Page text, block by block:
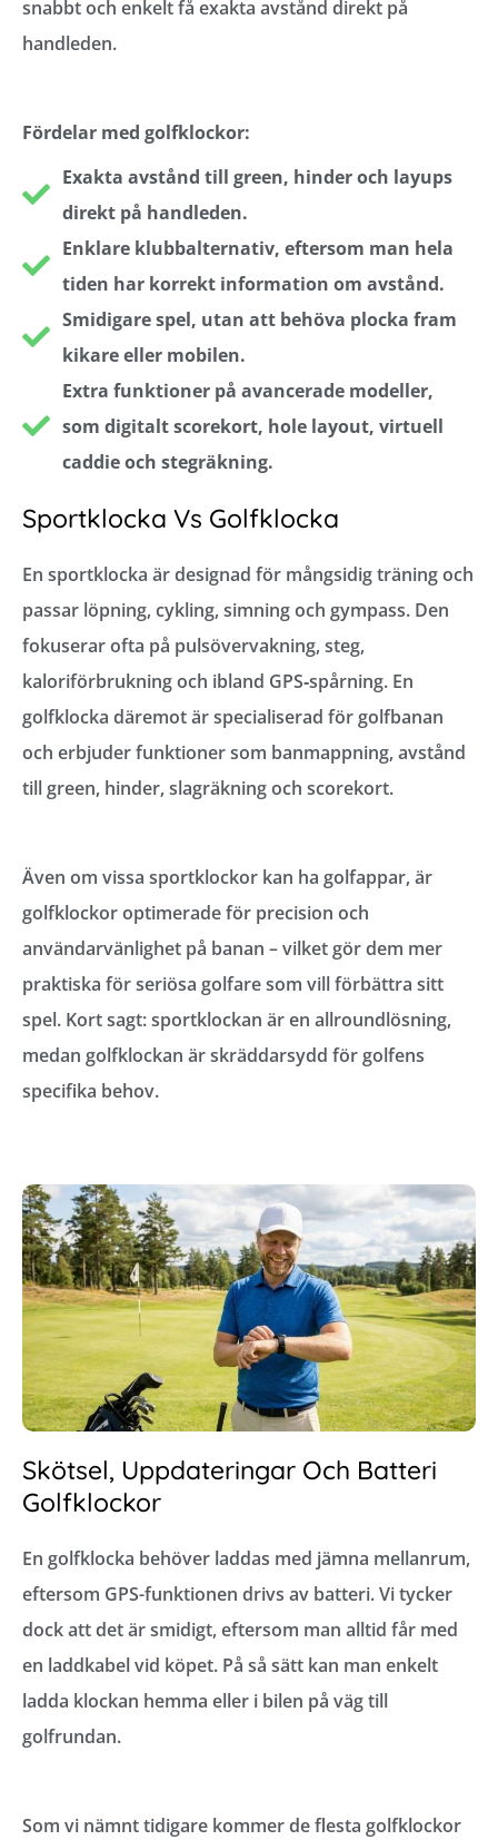
snabbt och enkelt få exakta avstånd direkt på
handleden.
Fördelar med golfklockor:
Exakta avstånd till green, hinder och layups
direkt på handleden.
Enklare klubbalternativ, eftersom man hela
tiden har korrekt information om avstånd.
Smidigare spel, utan att behöva plocka fram
kikare eller mobilen.
Extra funktioner på avancerade modeller,
som digitalt scorekort, hole layout, virtuell
caddie och stegräkning.
Sportklocka Vs Golfklocka
En sportklocka är designad för mångsidig träning och
passar löpning, cykling, simning och gympass. Den
fokuserar ofta på pulsövervakning, steg,
kaloriförbrukning och ibland GPS‑spårning. En
golfklocka däremot är specialiserad för golfbanan
och erbjuder funktioner som banmappning, avstånd
till green, hinder, slagräkning och scorekort.
Även om vissa sportklockor kan ha golfappar, är
golfklockor optimerade för precision och
användarvänlighet på banan – vilket gör dem mer
praktiska för seriösa golfare som vill förbättra sitt
spel. Kort sagt: sportklockan är en allroundlösning,
medan golfklockan är skräddarsydd för golfens
specifika behov.
Skötsel, Uppdateringar Och Batteri
Golfklockor
En golfklocka behöver laddas med jämna mellanrum,
eftersom GPS-funktionen drivs av batteri. Vi tycker
dock att det är smidigt, eftersom man alltid får med
en laddkabel vid köpet. På så sätt kan man enkelt
ladda klockan hemma eller i bilen på väg till
golfrundan.
Som vi nämnt tidigare kommer de flesta golfklockor